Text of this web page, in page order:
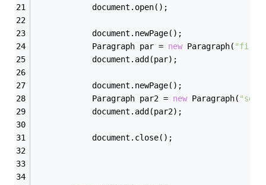
            document.open();
            document.newPage();
            Paragraph par =
new Paragraph( "first
            document.add(par);
            document.newPage();
            Paragraph par2 =
new Paragraph(
            document.add(par2);
            document.close();